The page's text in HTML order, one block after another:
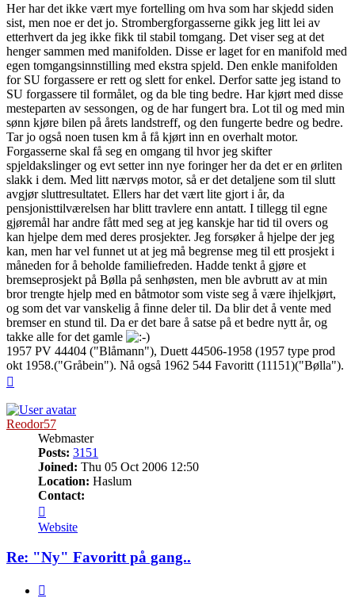
Her har det ikke vært mye fortelling om hva som har skjedd siden
sist, men noe er det jo. Strombergforgasserne gikk jeg litt lei av
etterhvert da jeg ikke fikk til stabil tomgang. Det viser seg at det
henger sammen med manifolden. Disse er laget for en manifold med
egen tomgangsinnstilling med ekstra spjeld. Den enkle manifolden
for SU forgassere er rett og slett for enkel. Derfor satte jeg istand to
SU forgassere til formålet, og da ble ting bedre. Har kjørt med disse
mesteparten av sessongen, og de har fungert bra. Lot til og med min
sønn kjøre bilen på årets landstreff, og den fungerte bedre og bedre.
Tar jo også noen tusen km å få kjørt inn en overhalt motor.
Forgasserne skal få seg en omgang til hvor jeg skifter
spjeldakslinger og evt setter inn nye foringer her da det er en ørliten
slakk i dem. Med litt nærvøs motor, så er det detaljene som til slutt
avgjør sluttresultatet. Ellers har det vært lite gjort i år, da
pensjonisttilværelsen har blitt travlere enn antatt. I tillegg til egne
gjøremål har andre fått med seg at jeg kanskje har tid til overs og
kan hjelpe dem med deres prosjekter. Jeg forsøker å hjelpe der jeg
kan, men har vel funnet ut at jeg må begrense meg til ett prosjekt i
måneden for å beholde familiefreden. Hadde tenkt å gjøre et
bremseprosjekt på Bølla på senhøsten, men ble avbrutt av at min
bror trengte hjelp med en båtmotor som viste seg å være ihjelkjørt,
og som det var vanskelig å finne deler til. Da blir det å vente med
bremser en stund til. Da er det bare å satse på et bedre nytt år, og
takke alle for det gamle
1957 PV 44404 ("Blåmann"), Duett 44506-1958 (1957 type prod
okt 1958.("Gråbein"). Nå også 1962 544 Favoritt (11151)("Bølla").
Reodor57
Webmaster
Posts: 3151
Joined: Thu 05 Oct 2006 12:50
Location: Haslum
Contact:
Reodor57
Website
Re: "Ny" Favoritt på gang..